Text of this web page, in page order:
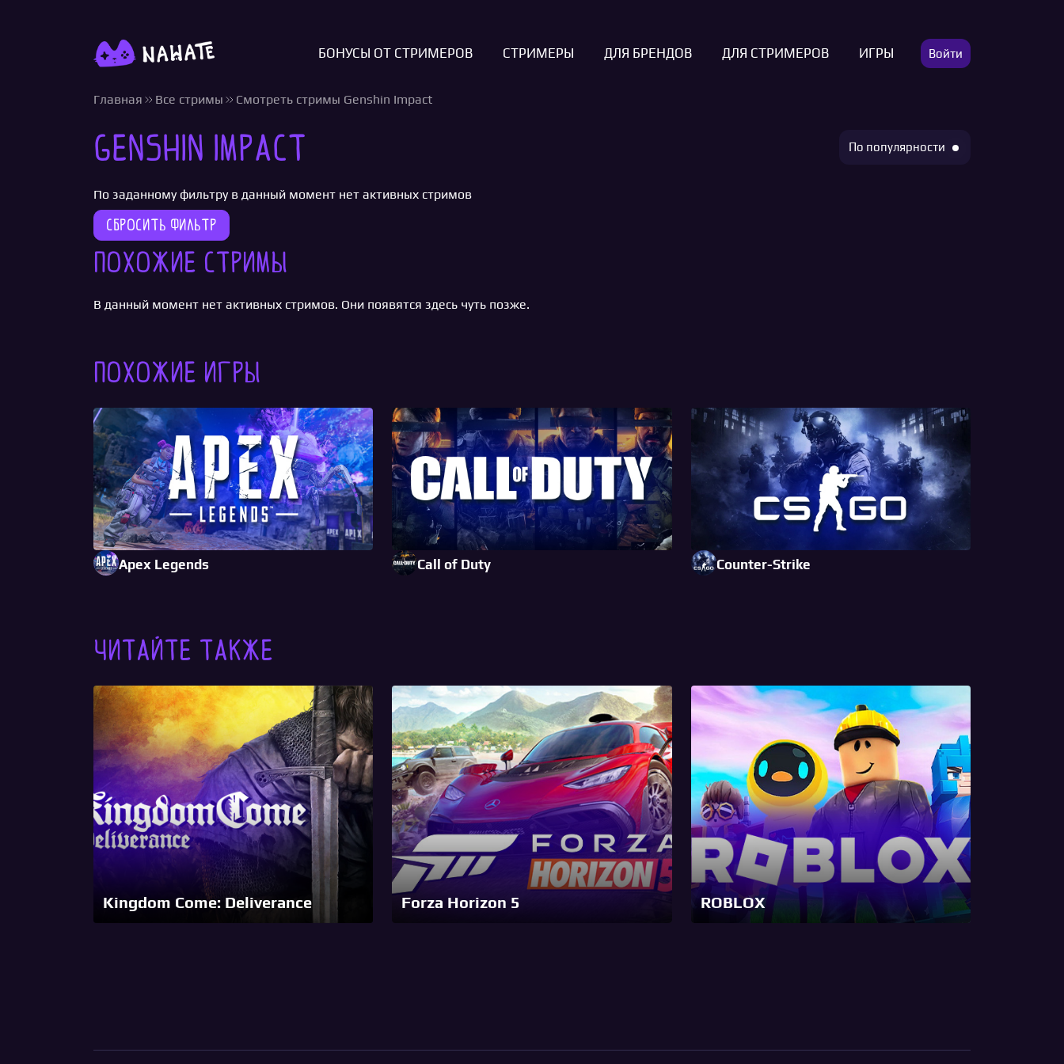
Войти
БОНУСЫ ОТ СТРИМЕРОВ СТРИМЕРЫ ДЛЯ БРЕНДОВ ДЛЯ СТРИМЕРОВ ИГРЫ
Главная Все стримы Смотреть стримы Genshin Impact
Genshin Impact По популярности
По заданному фильтру в данный момент нет активных стримов
Сбросить фильтр
Похожие стримы
В данный момент нет активных стримов. Они появятся здесь чуть позже.
Похожие игры
Apex Legends Call of Duty Counter-Strike
Читайте также
Kingdom Come: Deliverance Forza Horizon 5 ROBLOX